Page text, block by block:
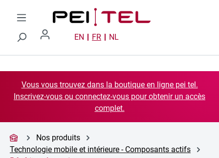
Passer au contenu principal
EN FR NL
Vous vous trouvez dans la boutique en ligne pei tel.
Inscrivez-vous ou connectez-vous pour obtenir un accès
complet.
Nos produits
Technologie mobile et intérieure - Composants actifs